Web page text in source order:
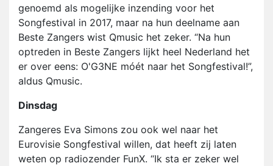
genoemd als mogelijke inzending voor het
Songfestival in 2017, maar na hun deelname aan
Beste Zangers wist Qmusic het zeker. “Na hun
optreden in Beste Zangers lijkt heel Nederland het
er over eens: O'G3NE móét naar het Songfestival!”,
aldus Qmusic.
Dinsdag
Zangeres Eva Simons zou ook wel naar het
Eurovisie Songfestival willen, dat heeft zij laten
weten op radiozender FunX. “Ik sta er zeker wel